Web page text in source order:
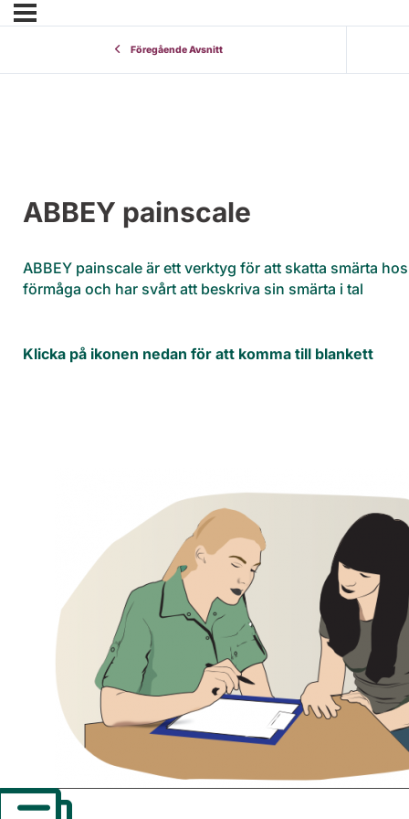
Föregående Avsnitt
ABBEY painscale
ABBEY painscale är ett verktyg för att skatta smärta
förmåga och har svårt att beskriva sin smärta i tal
Klicka på ikonen nedan för att komma till blankett